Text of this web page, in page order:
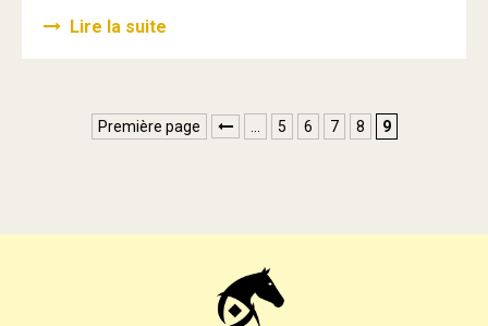
Lire la suite
Première page  5 6 7 8 9